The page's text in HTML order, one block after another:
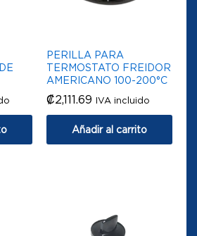
PERILLA PARA
TERMOSTATO FREIDOR
AMERICANO 100-200°C
₡2,111.69 IVA incluido
Añadir al carrito